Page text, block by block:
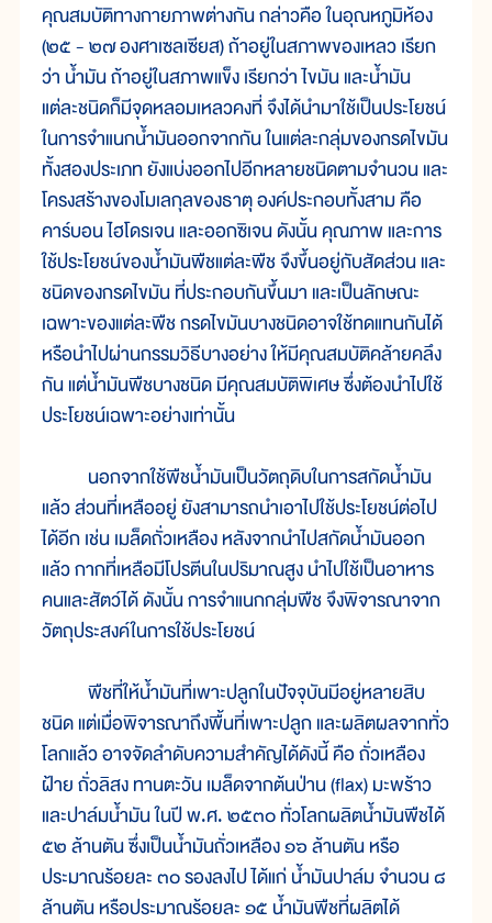
คุณสมบัติทางกายภาพต่างกัน กล่าวคือ ในอุณหภูมิห้อง
(๒๕ - ๒๗ องศาเซลเซียส) ถ้าอยู่ในสภาพของเหลว เรียก
ว่า น้ำมัน ถ้าอยู่ในสภาพแข็ง เรียกว่า ไขมัน และน้ำมัน
แต่ละชนิดก็มีจุดหลอมเหลวคงที่ จึงได้นำมาใช้เป็นประโยชน์
ในการจำแนกน้ำมันออกจากกัน ในแต่ละกลุ่มของกรดไขมัน
ทั้งสองประเภท ยังแบ่งออกไปอีกหลายชนิดตามจำนวน และ
โครงสร้างของโมเลกุลของธาตุ องค์ประกอบทั้งสาม คือ
คาร์บอน ไฮโดรเจน และออกซิเจน ดังนั้น คุณภาพ และการ
ใช้ประโยชน์ของน้ำมันพืชแต่ละพืช จึงขึ้นอยู่กับสัดส่วน และ
ชนิดของกรดไขมัน ที่ประกอบกันขึ้นมา และเป็นลักษณะ
เฉพาะของแต่ละพืช กรดไขมันบางชนิดอาจใช้ทดแทนกันได้
หรือนำไปผ่านกรรมวิธีบางอย่าง ให้มีคุณสมบัติคล้ายคลึง
กัน แต่น้ำมันพืชบางชนิด มีคุณสมบัติพิเศษ ซึ่งต้องนำไปใช้
ประโยชน์เฉพาะอย่างเท่านั้น
นอกจากใช้พืชน้ำมันเป็นวัตถุดิบในการสกัดน้ำมัน
แล้ว ส่วนที่เหลืออยู่ ยังสามารถนำเอาไปใช้ประโยชน์ต่อไป
ได้อีก เช่น เมล็ดถั่วเหลือง หลังจากนำไปสกัดน้ำมันออก
แล้ว กากที่เหลือมีโปรตีนในปริมาณสูง นำไปใช้เป็นอาหาร
คนและสัตว์ได้ ดังนั้น การจำแนกกลุ่มพืช จึงพิจารณาจาก
วัตถุประสงค์ในการใช้ประโยชน์
พืชที่ให้น้ำมันที่เพาะปลูกในปัจจุบันมีอยู่หลายสิบ
ชนิด แต่เมื่อพิจารณาถึงพื้นที่เพาะปลูก และผลิตผลจากทั่ว
โลกแล้ว อาจจัดลำดับความสำคัญได้ดังนี้ คือ ถั่วเหลือง
ฝ้าย ถั่วลิสง ทานตะวัน เมล็ดจากต้นป่าน (flax) มะพร้าว
และปาล์มน้ำมัน ในปี พ.ศ. ๒๕๓๐ ทั่วโลกผลิตน้ำมันพืชได้
๕๒ ล้านตัน ซึ่งเป็นน้ำมันถั่วเหลือง ๑๖ ล้านตัน หรือ
ประมาณร้อยละ ๓๐ รองลงไป ได้แก่ น้ำมันปาล์ม จำนวน ๘
ล้านตัน หรือประมาณร้อยละ ๑๕ น้ำมันพืชที่ผลิตได้